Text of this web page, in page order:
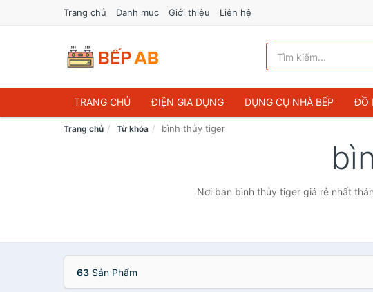
Trang chủ Danh mục Giới thiệu Liên hệ
TRANG CHỦ ĐIỆN GIA DỤNG DỤNG CỤ NHÀ BẾP ĐỒ
Trang chủ Từ khóa bình thủy tiger
Nơi bán bình thủy tiger giá rẻ nhất
63 Sản Phẩm